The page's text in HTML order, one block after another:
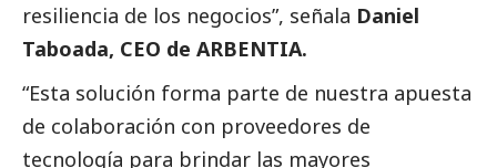
resiliencia de los negocios”, señala Daniel
Taboada, CEO de ARBENTIA.
“Esta solución forma parte de nuestra apuesta
de colaboración con proveedores de
tecnología para brindar las mayores